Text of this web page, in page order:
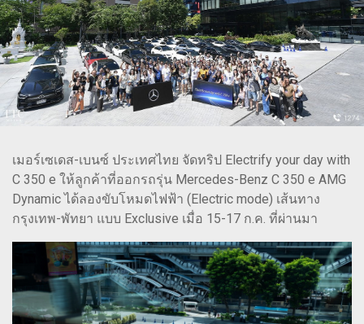
เมอร์เซเดส-เบนซ์ ประเทศไทย จัดทริป Electrify your day with
C 350 e ให้ลูกค้าที่ออกรถรุ่น Mercedes-Benz C 350 e AMG
Dynamic ได้ลองขับโหมดไฟฟ้า (Electric mode) เส้นทาง
กรุงเทพ-พัทยา แบบ Exclusive เมื่อ 15-17 ก.ค. ที่ผ่านมา